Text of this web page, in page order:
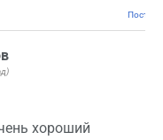
хороший